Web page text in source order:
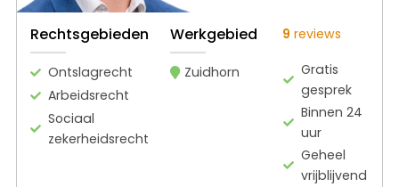
Rechtsgebieden
Ontslagrecht
Arbeidsrecht
Sociaal
zekerheidsrecht
Werkgebied
Zuidhorn
9 reviews
Gratis
gesprek
Binnen 24
uur
Geheel
vrijblijvend